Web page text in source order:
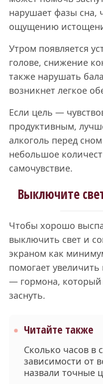
нарушает фазы сна,
ощущению
Утром появляется
голове, снижение
также нарушать
возникнет легкое
Если цель —
продуктивным,
алкоголь перед
небольшое
самочувствие.
Выключите
Чтобы хорошо
выключить свет и
экраном как
помогает
— гормона, который
заснуть.
Читайте также
Сколько часов в
зависимости от
назвали точные